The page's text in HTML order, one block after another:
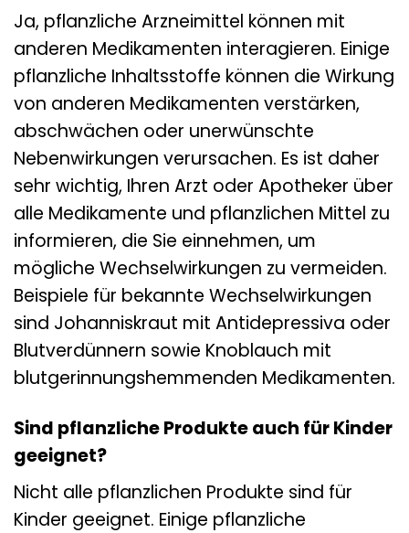
Ja, pflanzliche Arzneimittel können mit
anderen Medikamenten interagieren. Einige
pflanzliche Inhaltsstoffe können die Wirkung
von anderen Medikamenten verstärken,
abschwächen oder unerwünschte
Nebenwirkungen verursachen. Es ist daher
sehr wichtig, Ihren Arzt oder Apotheker über
alle Medikamente und pflanzlichen Mittel zu
informieren, die Sie einnehmen, um
mögliche Wechselwirkungen zu vermeiden.
Beispiele für bekannte Wechselwirkungen
sind Johanniskraut mit Antidepressiva oder
Blutverdünnern sowie Knoblauch mit
blutgerinnungshemmenden Medikamenten.
Sind pflanzliche Produkte auch für Kinder
geeignet?
Nicht alle pflanzlichen Produkte sind für
Kinder geeignet. Einige pflanzliche